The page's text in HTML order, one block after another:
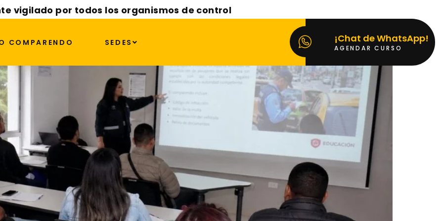
vigilado por todos los organismos de control
COMPARENDO SEDES ¡Chat de WhatsApp!
AGENDAR CURSO
informal cursos de comparendo: